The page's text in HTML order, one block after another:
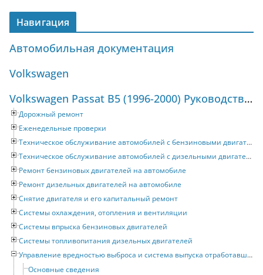
Навигация
Автомобильная документация
Volkswagen
Volkswagen Passat B5 (1996-2000) Руководство по ремонту и техническому обслуживанию
Дорожный ремонт
Еженедельные проверки
Техническое обслуживание автомобилей с бензиновыми двигателями
Техническое обслуживание автомобилей с дизельными двигателями
Ремонт бензиновых двигателей на автомобиле
Ремонт дизельных двигателей на автомобиле
Снятие двигателя и его капитальный ремонт
Системы охлаждения, отопления и вентиляции
Системы впрыска бензиновых двигателей
Системы топливопитания дизельных двигателей
Управление вредностью выброса и система выпуска отработавших газов
Основные сведения